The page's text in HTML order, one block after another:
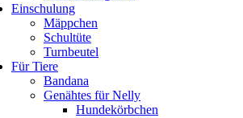
Einschulung
Mäppchen
Schultüte
Turnbeutel
Für Tiere
Bandana
Genähtes für Nelly
Hundekörbchen